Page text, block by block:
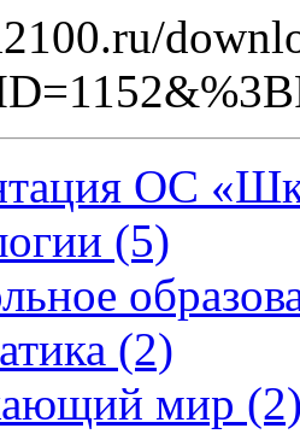
ОС
(5)
(2)
мир